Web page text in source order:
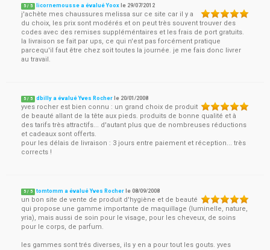
5 / 5 licornemousse a évalué Yoox le 29/07/2012
j'achète mes chaussures melissa sur ce site car il y a
du choix, les prix sont modérés et on peut très souvent trouver des
codes avec des remises suppléméntaires et les frais de port gratuits.
la livraison se fait par ups, ce qui n'est pas forcément pratique
parcequ'il faut être chez soit toutes la journée. je me fais donc livrer
au travail.
5 / 5 dbilly a évalué Yves Rocher le 20/01/2008
yves rocher est bien connu : un grand choix de produit
de beauté allant de la tête aux pieds. produits de bonne qualité et à
des tarifs très attractifs... d'autant plus que de nombreuses réductions
et cadeaux sont offerts.
pour les délais de livraison : 3 jours entre paiement et réception... très
corrects !
5 / 5 tomtomm a évalué Yves Rocher le08/09/2008
un bon site de vente de produit d'hygiène et de beauté
qui propose une gamme importante de maquillage (luminelle, nature,
yria), mais aussi de soin pour le visage, pour les cheveux, de soins
pour le corps, de parfum.
les gammes sont trés diverses, ils y en a pour tout les gouts. yves